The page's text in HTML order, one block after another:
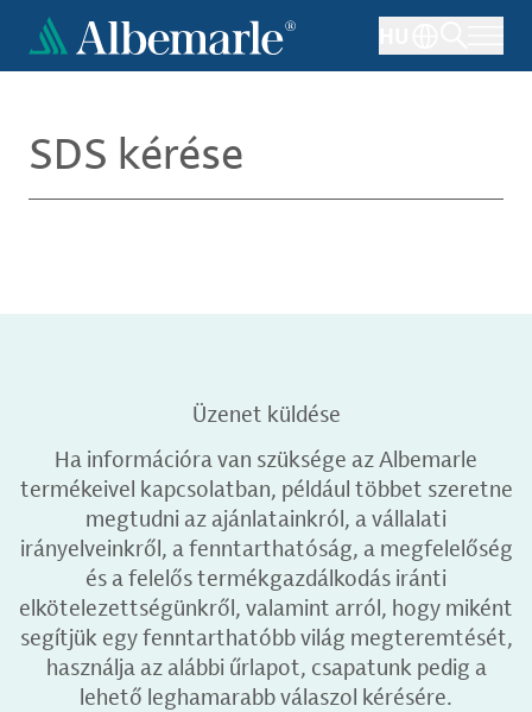
Ugrás
tartalomra
SDS kérése
Üzenet küldése
Ha információra van szüksége az Albemarle
termékeivel kapcsolatban, például többet szeretne
megtudni az ajánlatainkról, a vállalati
irányelveinkről, a fenntarthatóság, a megfelelőség
és a felelős termékgazdálkodás iránti
elkötelezettségünkről, valamint arról, hogy miként
segítjük egy fenntarthatóbb világ megteremtését,
használja az alábbi űrlapot, csapatunk pedig a
lehető leghamarabb válaszol kérésére.